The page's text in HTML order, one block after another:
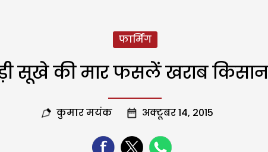
फार्मिंग
सूखे की मार फसलें खराब किसान
कुमार मयंक अक्टूबर 14, 2015